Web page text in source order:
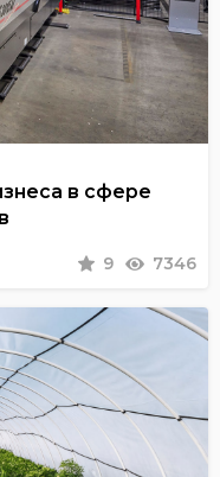
в сфере
9 7346